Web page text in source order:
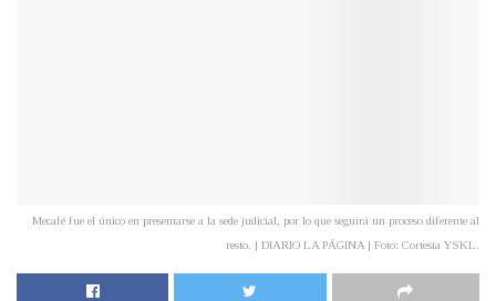
Mecafé fue el único en presentarse a la sede judicial, por lo que seguirá un proceso diferente al
resto. | DIARIO LA PÁGINA | Foto: Cortesía YSKL.